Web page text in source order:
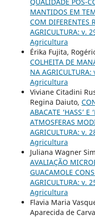
MANTIDOS EM
COM DIFERENTES
AGRICULTURA: v.
Agricultura
Érika Fujita,
COLHEITA DE
NA
Agricultura
Viviane Citadini
Regina Daiuto,
ABACATE ‘HASS’ E
ATMOSFERAS
AGRICULTURA: v.
Agricultura
Juliana Wagner
AVALIAÇÃO
GUACAMOLE
AGRICULTURA: v.
Agricultura
Flavia Maria
Aparecida de